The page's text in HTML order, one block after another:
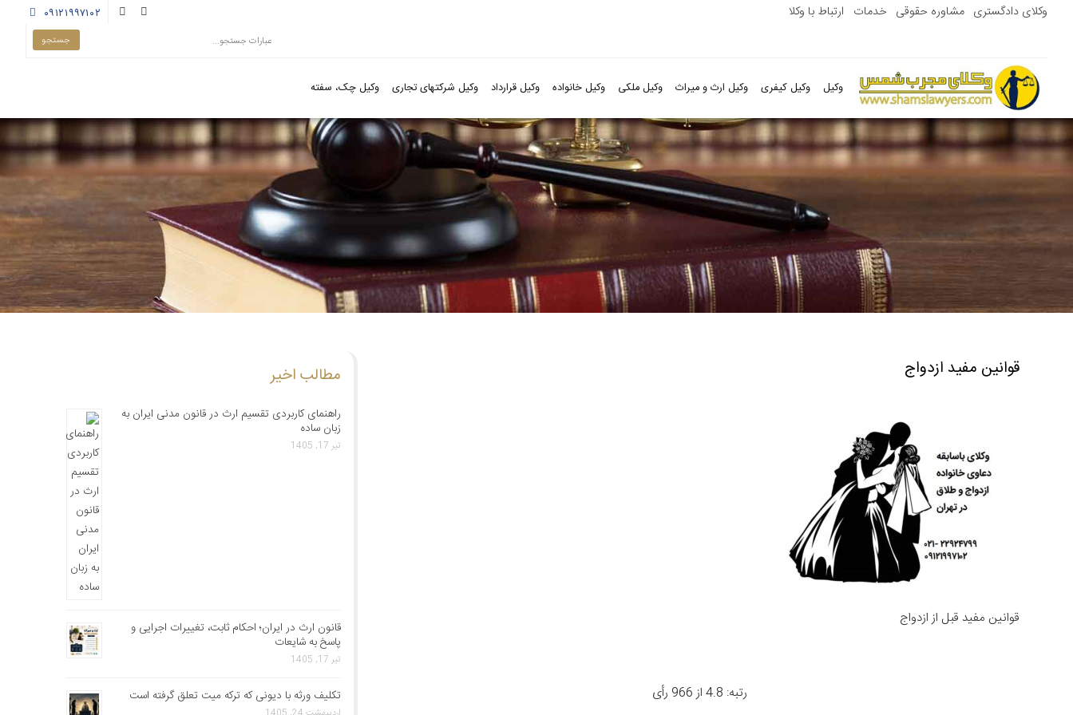
۰۹۱۲۱۹۹۷۱۰۲ وکلای دادگستری مشاوره حقوقی خدمات ارتباط با وکلا
وکیل وکیل کیفری وکیل ارث و میراث وکیل ملکی وکیل خانواده وکیل قرارداد وکیل شرکتهای تجاری وکیل چک، سفته
قوانین مفید ازدواج
قوانین مفید قبل از ازدواج
رتبه: 4.8 از 966 رأی
مطالب اخیر
راهنمای کاربردی تقسیم ارث در قانون مدنی ایران به
زبان ساده
تیر 17, 1405
قانون ارث در ایران؛ احکام ثابت، تغییرات اجرایی و
پاسخ به شایعات
تیر 17, 1405
تکلیف ورثه با دیونی که ترکه میت تعلق گرفته است